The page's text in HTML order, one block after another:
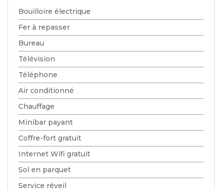
Bouilloire électrique
Fer à repasser
Bureau
Télévision
Téléphone
Air conditionné
Chauffage
Minibar payant
Coffre-fort gratuit
Internet Wifi gratuit
Sol en parquet
Service réveil